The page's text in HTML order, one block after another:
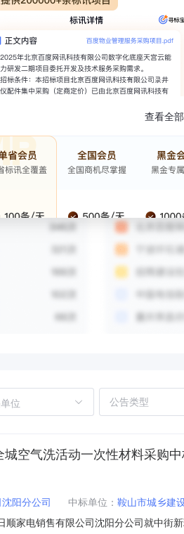
查看全
位
空气洗活动一次性材料采购
阳分公司 中标单位： 鞍山市城乡建
家电销售有限公司沈阳分公司就中街